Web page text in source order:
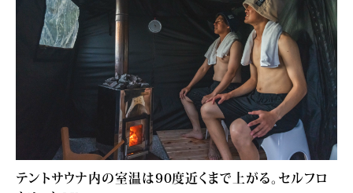
テントサウナ内の室温は90度近くまで上がる。セルフロ